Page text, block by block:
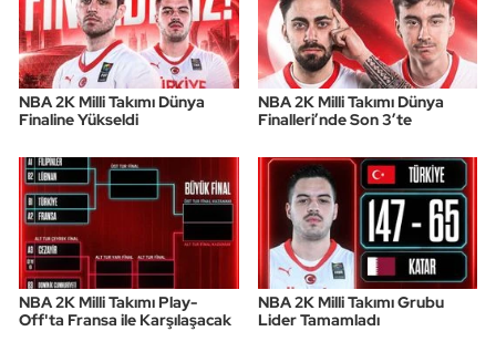
NBA 2K Milli Takımı Dünya
Finaline Yükseldi
NBA 2K Milli Takımı Dünya
Finalleri’nde Son 3’te
NBA 2K Milli Takımı Play-
Off'ta Fransa ile Karşılaşacak
NBA 2K Milli Takımı Grubu
Lider Tamamladı